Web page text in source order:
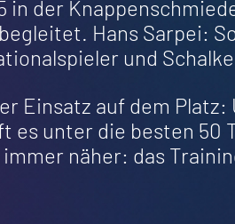
der
Hans Sarpei:
und
Einsatz auf dem Platz:
es unter die besten 50
näher: das